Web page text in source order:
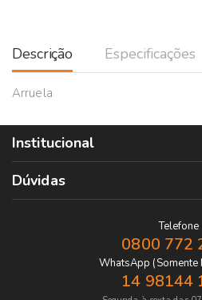
Descrição Especificações
Arruela
Institucional
Dúvidas
Telefone
0800 772
WhatsApp (Somente
14 98144